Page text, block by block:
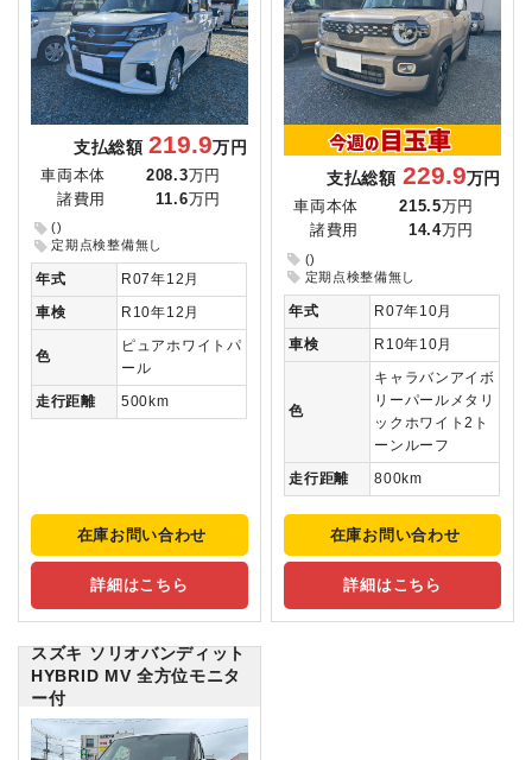
支払総額219.9万円
車両本体 208.3万円
諸費用
11.6万円
()
定期点検整備無し
年式
R07年12月
車検
R10年12月
色
ピュアホワイトパ
ール
走行距離
500km
在庫お問い合わせ
詳細はこちら
支払総額 229.9万円
車両本体 215.5 万円
諸費用
14.4万円
()
定期点検整備無し
年式
R07年10月
車検
R10年10月
色
キャラバンアイボ
リーパールメタリ
ックホワイト2ト
ーンルーフ
走行距離
800km
在庫お問い合わせ
詳細はこちら
スズキ ソリオバンディット
HYBRID MV 全方位モニタ
ー付